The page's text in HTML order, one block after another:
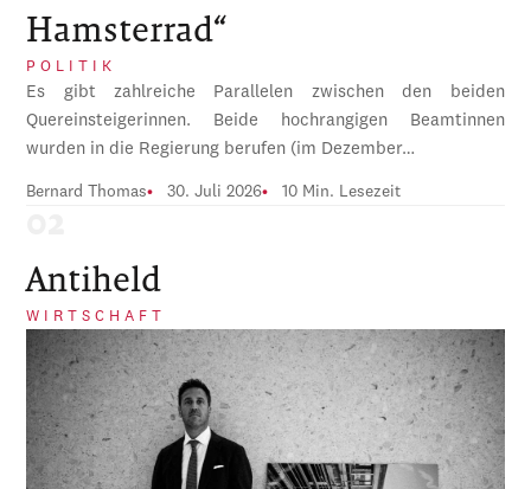
Hamsterrad“
POLITIK
Es gibt zahlreiche Parallelen zwischen den beiden
Quereinsteigerinnen. Beide hochrangigen Beamtinnen
wurden in die Regierung berufen (im Dezember…
Bernard Thomas 30. Juli 2026 10 Min. Lesezeit
Antiheld
WIRTSCHAFT